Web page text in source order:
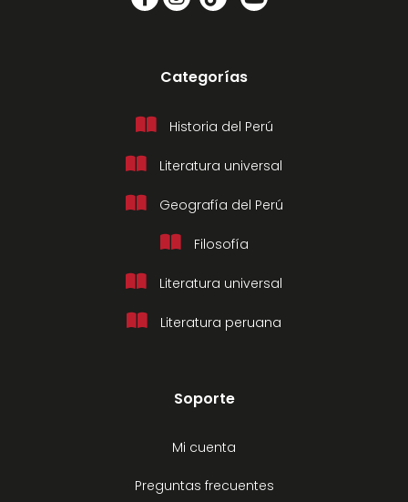
Categorías
Historia del Perú
Literatura universal
Geografía del Perú
Filosofía
Literatura universal
Literatura peruana
Soporte
Mi cuenta
Preguntas frecuentes